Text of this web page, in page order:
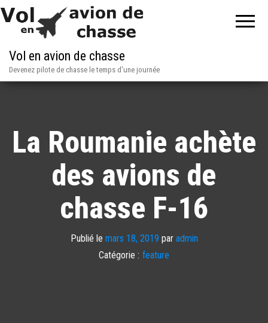
Vol en avion de chasse
Devenez pilote de chasse le temps d'une journée
La Roumanie achète
des avions de
chasse F-16
Publié le mars 18, 2019 par admin
Catégorie : feature